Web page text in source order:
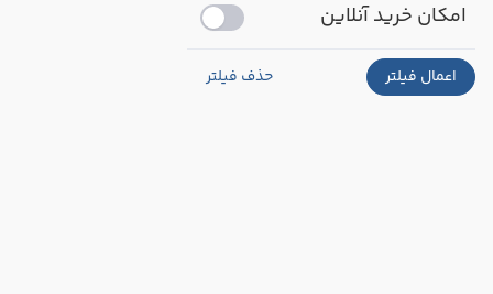
امکان خرید آنلاین
اعمال فیلتر حذف فیلتر